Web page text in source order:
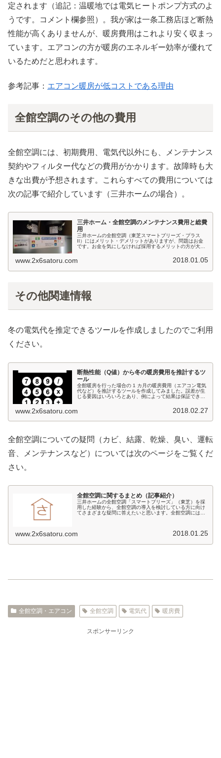
定されます（追記：温暖地では電気ヒートポンプ方式のよ
うです。コメント欄参照）。我が家は一条工務店ほど断熱
性能が高くありませんが、暖房費用はこれより安く収まっ
ています。エアコンの方が暖房のエネルギー効率が優れて
いるためだと思われます。
参考記事： エアコン暖房が低コストである理由
全館空調のその他の費用
全館空調には、初期費用、電気代以外にも、メンテナンス
契約やフィルター代などの費用がかかります。故障時も大
きな出費が予想されます。これらすべての費用については
次の記事で紹介しています（三井ホームの場合）。
三井ホーム・全館空調のメンテナンス費用と総費
用
三井ホームの全館空調（東芝スマートブリーズ・プラス
II）にはメリット・デメリットがありますが、問題はお金
です。お金を気にしなければ採用するメリットの方が大き
www.2x6satoru.com 2018.01.05
その他関連情報
冬の電気代を推定できるツールを作成しましたのでご利用
ください。
断熱性能（Q値）から冬の暖房費用を推計するツ
ール
全館暖房を行った場合の 1 カ月の暖房費用（エアコン電気
代など）を推計するツールを作成してみました。誤差が生
じる要因はいろいろとあり、例によって結果は保証できか
www.2x6satoru.com 2018.02.27
全館空調についての疑問（カビ、結露、乾燥、臭い、運転
音、メンテナンスなど）については次のページをご覧くだ
さい。
全館空調に関するまとめ（記事紹介）
三井ホームの全館空調「スマートブリーズ」（東芝）を採
用した経験から、全館空調の導入を検討している方に向け
てさまざまな疑問に答えたいと思います。全館空調にはメ
www.2x6satoru.com 2018.01.25
全館空調・エアコン 全館空調 電気代 暖房費
スポンサーリンク